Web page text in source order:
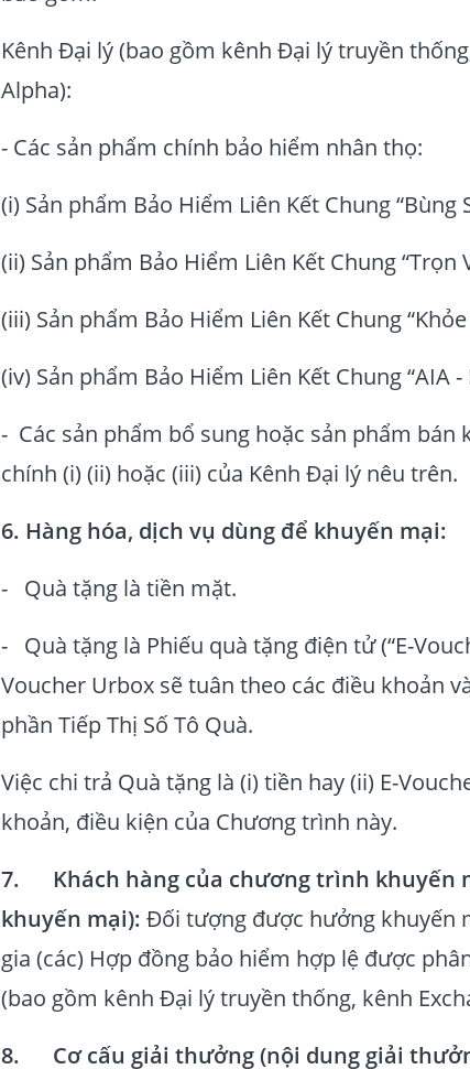
Kênh Đại lý (bao gồm kênh Đại lý truyền
Alpha):
- Các sản phẩm chính bảo hiểm nhân thọ:
(i) Sản phẩm Bảo Hiểm Liên Kết Chung “Bùng
(ii) Sản phẩm Bảo Hiểm Liên Kết Chung “Trọn
(iii) Sản phẩm Bảo Hiểm Liên Kết Chung “Khỏe
(iv) Sản phẩm Bảo Hiểm Liên Kết Chung “AIA -
- Các sản phẩm bổ sung hoặc sản phẩm bán
chính (i) (ii) hoặc (iii) của Kênh Đại lý nêu trên.
6. Hàng hóa, dịch vụ dùng để khuyến mại:
- Quà tặng là tiền mặt.
- Quà tặng là Phiếu quà tặng điện tử (“E-
Voucher Urbox sẽ tuân theo các điều khoản
phần Tiếp Thị Số Tô Quà.
Việc chi trả Quà tặng là (i) tiền hay (ii) E-
khoản, điều kiện của Chương trình này.
7. Khách hàng của chương trình khuyến
khuyến mại): Đối tượng được hưởng khuyến
gia (các) Hợp đồng bảo hiểm hợp lệ được
(bao gồm kênh Đại lý truyền thống, kênh
8. Cơ cấu giải thưởng (nội dung giải